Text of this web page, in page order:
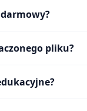
pliku?